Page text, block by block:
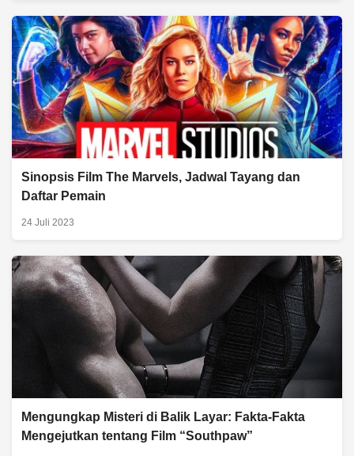
Sinopsis Film The Marvels, Jadwal Tayang dan
Daftar Pemain
24 Juli 2023
Mengungkap Misteri di Balik Layar: Fakta-Fakta
Mengejutkan tentang Film “Southpaw”